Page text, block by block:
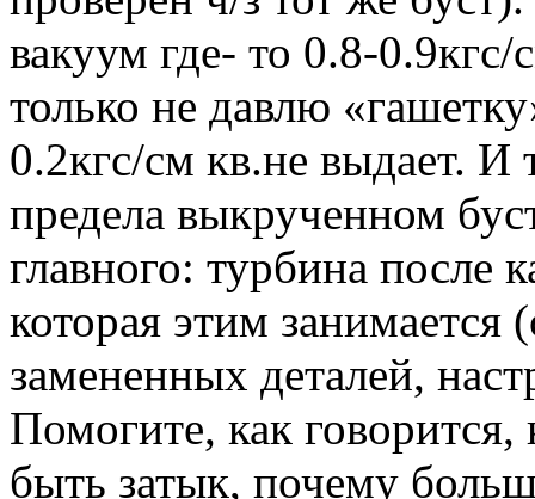
вакуум где- то 0.8-
только не давлю
0.2кгс/см кв.не выдает. И
предела выкрученном
главного: турбина после
которая этим занимается
замененных деталей,
Помогите, как
быть затык, почему